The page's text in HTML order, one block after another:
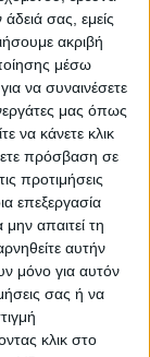
σας, εμείς
ακριβή
μέσω
να συναινέσετε
μας όπως
να κάνετε κλικ
πρόσβαση σε
προτιμήσεις
επεξεργασία
απαιτεί τη
αυτήν
μόνο για αυτόν
σας ή να
κλικ στο
αυτόν
δρόμους
πει για όλα
στη
ήταν
αλλού